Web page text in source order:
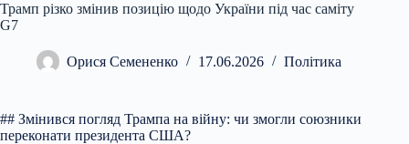
Трамп різко змінив позицію щодо України під час саміту
G7
Орися Семененко 17.06.2026 Політика
## Змінився погляд Трампа на війну: чи змогли союзники
переконати президента США?